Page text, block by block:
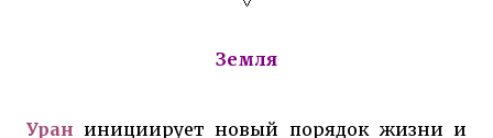
Земля
Уран инициирует новый порядок жизни и